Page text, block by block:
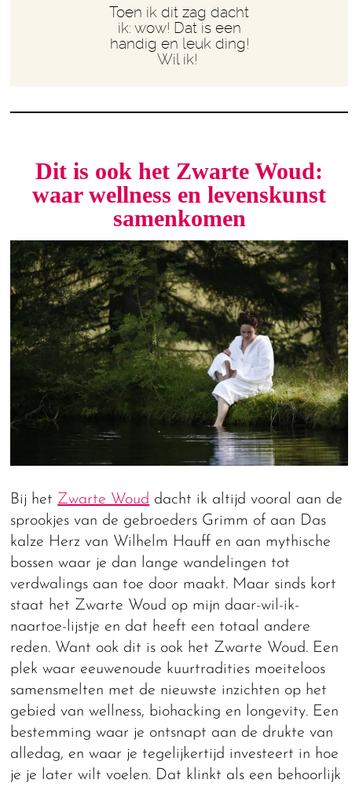
Toen ik dit zag dacht
ik: wow! Dat is een
handig en leuk ding!
Wil ik!
Dit is ook het Zwarte Woud:
waar wellness en levenskunst
samenkomen
Bij het Zwarte Woud dacht ik altijd vooral aan de
sprookjes van de gebroeders Grimm of aan Das
kalze Herz van Wilhelm Hauff en aan mythische
bossen waar je dan lange wandelingen tot
verdwalings aan toe door maakt. Maar sinds kort
staat het Zwarte Woud op mijn daar-wil-ik-
naartoe-lijstje en dat heeft een totaal andere
reden. Want ook dit is ook het Zwarte Woud. Een
plek waar eeuwenoude kuurtradities moeiteloos
samensmelten met de nieuwste inzichten op het
gebied van wellness, biohacking en longevity. Een
bestemming waar je ontsnapt aan de drukte van
alledag, en waar je tegelijkertijd investeert in hoe
je je later wilt voelen. Dat klinkt als een behoorlijk